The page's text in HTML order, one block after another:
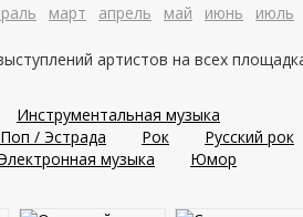
март апрель май июнь июль
артистов на всех
Инструментальная музыка
Поп / Эстрада Рок
Русский рок
музыка Юмор